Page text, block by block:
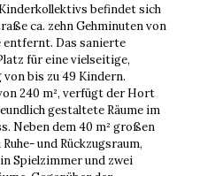
befindet sich
ca. zehn Gehminuten von
entfernt. Das sanierte
für eine vielseitige,
bis zu 49 Kindern.
240 m², verfügt der Hort
gestaltete Räume im
Neben dem 40 m² großen
und Rückzugsraum,
Spielzimmer und zwei